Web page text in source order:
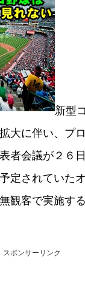
新型
大に伴い、プ
者会議が２６
定されていた
観客で実施す
スポンサーリンク